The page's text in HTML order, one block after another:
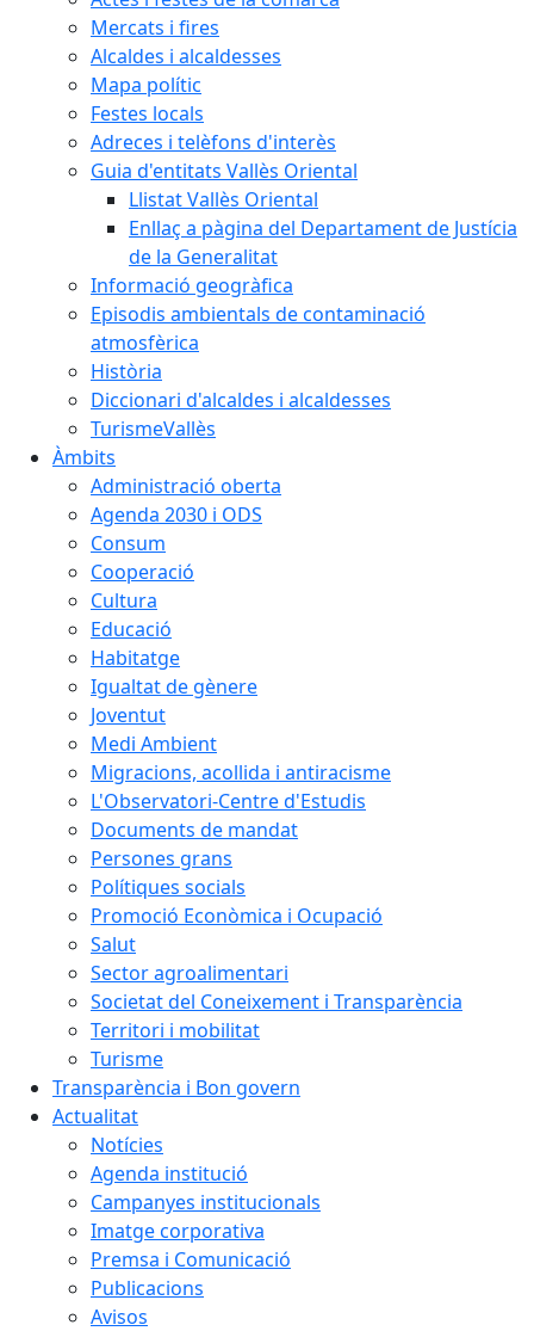
Mercats i fires
Alcaldes i alcaldesses
Mapa polític
Festes locals
Adreces i telèfons d'interès
Guia d'entitats Vallès Oriental
Llistat Vallès Oriental
Enllaç a pàgina del Departament de Justícia
de la Generalitat
Informació geogràfica
Episodis ambientals de contaminació
atmosfèrica
Història
Diccionari d'alcaldes i alcaldesses
TurismeVallès
Àmbits
Administració oberta
Agenda 2030 i ODS
Consum
Cooperació
Cultura
Educació
Habitatge
Igualtat de gènere
Joventut
Medi Ambient
Migracions, acollida i antiracisme
L'Observatori-Centre d'Estudis
Documents de mandat
Persones grans
Polítiques socials
Promoció Econòmica i Ocupació
Salut
Sector agroalimentari
Societat del Coneixement i Transparència
Territori i mobilitat
Turisme
Transparència i Bon govern
Actualitat
Notícies
Agenda institució
Campanyes institucionals
Imatge corporativa
Premsa i Comunicació
Publicacions
Avisos